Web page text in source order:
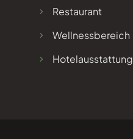
Restaurant
Wellnessbereich
Hotelausstattung